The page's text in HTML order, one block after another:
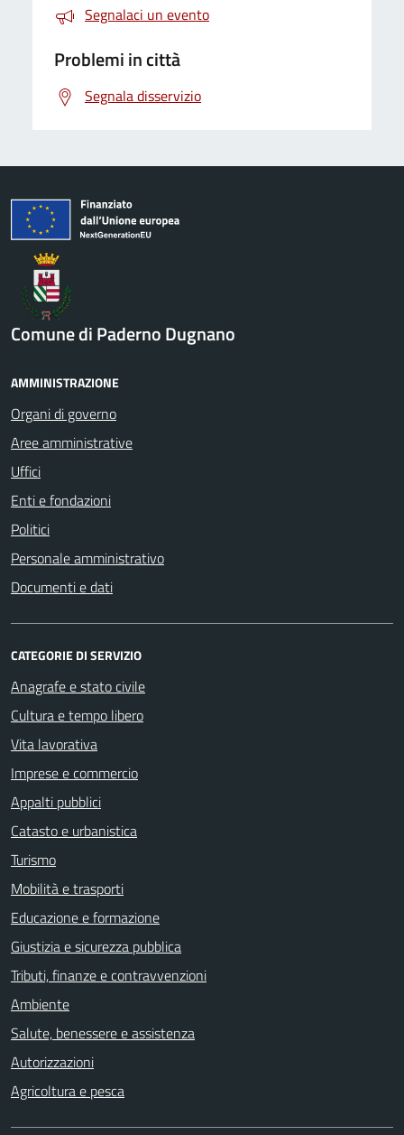
Segnalaci un evento
Problemi in città
Segnala disservizio
Comune di Paderno Dugnano
AMMINISTRAZIONE
Organi di governo
Aree amministrative
Uffici
Enti e fondazioni
Politici
Personale amministrativo
Documenti e dati
CATEGORIE DI SERVIZIO
Anagrafe e stato civile
Cultura e tempo libero
Vita lavorativa
Imprese e commercio
Appalti pubblici
Catasto e urbanistica
Turismo
Mobilità e trasporti
Educazione e formazione
Giustizia e sicurezza pubblica
Tributi, finanze e contravvenzioni
Ambiente
Salute, benessere e assistenza
Autorizzazioni
Agricoltura e pesca